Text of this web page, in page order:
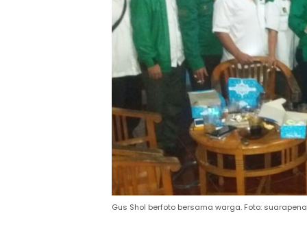
Gus Shol berfoto bersama warga. Foto: